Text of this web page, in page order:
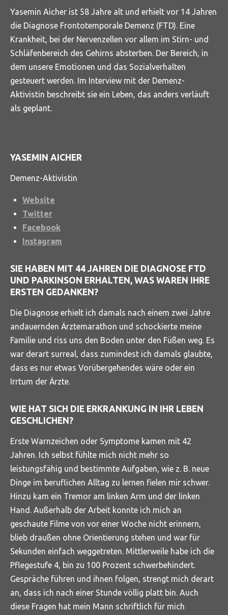
Yasemin Aicher ist 58 Jahre alt und erhielt vor 14 Jahren
die Diagnose Frontotemporale Demenz (FTD). Eine
Krankheit, bei der Nervenzellen vor allem im Stirn- und
Schläfenbereich des Gehirns absterben. Der Bereich, in
dem unsere Emotionen und das Sozialverhalten
gesteuert werden. Im Interview mit der Demenz-
Aktivistin beschreibt sie ein Leben, das anders verläuft
als geplant.
YASEMIN AICHER
Demenz-Aktivistin
Website
Twitter
Facebook
Instagram
SIE HABEN MIT 44 JAHREN DIE DIAGNOSE FTD
UND PARKINSON ERHALTEN, WAS WAREN IHRE
ERSTEN GEDANKEN?
Die Diagnose erhielt ich damals nach einem zwei Jahre
andauernden Ärztemarathon und schockierte meine
Familie und riss uns den Boden unter den Füßen weg. Es
war derart surreal, dass zumindest ich damals glaubte,
dass es nur etwas Vorübergehendes wäre oder ein
Irrtum der Ärzte.
WIE HAT SICH DIE ERKRANKUNG IN IHR LEBEN
GESCHLICHEN?
Erste Warnzeichen oder Symptome kamen mit 42
Jahren. Ich selbst fühlte mich nicht mehr so
leistungsfähig und bestimmte Aufgaben, wie z. B. neue
Dinge im beruflichen Alltag zu lernen fielen mir schwer.
Hinzu kam ein Tremor am linken Arm und der linken
Hand. Außerhalb der Arbeit konnte ich mich an
geschaute Filme von vor einer Woche nicht erinnern,
blieb draußen ohne Orientierung stehen und war für
Sekunden einfach weggetreten. Mittlerweile habe ich die
Pflegestufe 4, bin zu 100 Prozent schwerbehindert.
Gespräche führen und ihnen folgen, strengt mich derart
an, dass ich nach einer Stunde völlig platt bin. Auch
diese Fragen hat mein Mann schriftlich für mich